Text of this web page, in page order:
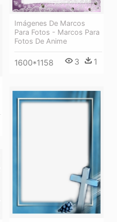
Imágenes De Marcos
Para Fotos - Marcos Para
Fotos De Anime
1600*1158 3 1